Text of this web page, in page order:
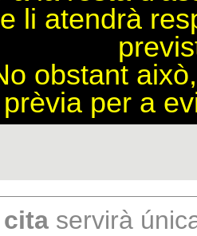
li atendrà
obstant
prèvia per a
cita servirà